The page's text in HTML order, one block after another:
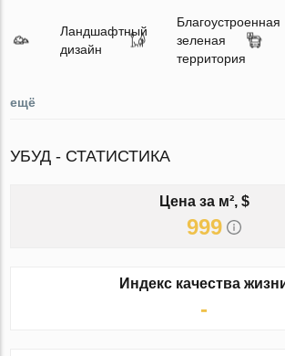
Ландшафтный
дизайн
Благоустроенная
зеленая
территория
ещё
УБУД - СТАТИСТИКА
Цена за м², $
999
Индекс качества
-